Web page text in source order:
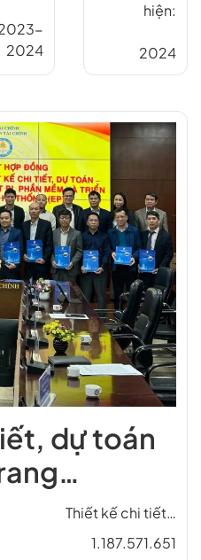
2024
hiện:
2024
dự toán
Thiết kế chi tiết…
1.187.571.651